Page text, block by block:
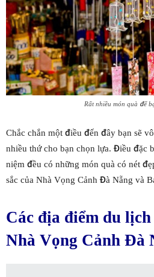
Rất nhiều món quà để
Chắc chắn một điều đến đây bạn sẽ
nhiều thứ cho bạn chọn lựa. Điều đặc
niệm đều có những món quà có nét
sắc của Nhà Vọng Cảnh Đà Nẵng và
Các địa điểm du
Nhà Vọng Cảnh Đà